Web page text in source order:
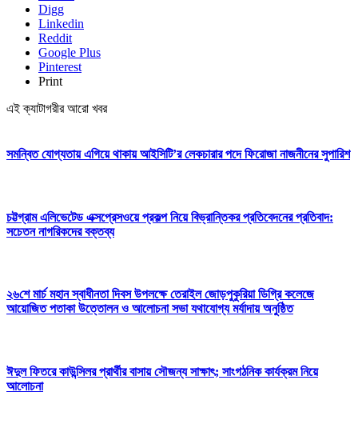
Digg
Linkedin
Reddit
Google Plus
Pinterest
Print
এই ক্যাটাগরীর আরো খবর
সমন্বিত যোগ্যতায় এগিয়ে থাকায় আইসিটি’র লেকচারার পদে ফিরোজা নাজনীনের সুপারিশ
চট্টগ্রাম এলিভেটেড এক্সপ্রেসওয়ে প্রকল্প নিয়ে বিভ্রান্তিকর প্রতিবেদনের প্রতিবাদ:
সচেতন নাগরিকদের বক্তব্য
২৬শে মার্চ মহান স্বাধীনতা দিবস উপলক্ষে তেরাইল জোড়পুকুরিয়া ডিগ্রি কলেজে
আয়োজিত পতাকা উত্তোলন ও আলোচনা সভা যথাযোগ্য মর্যাদায় অনুষ্ঠিত
ঈদুল ফিতরে কাউন্সিলর প্রার্থীর বাসায় সৌজন্য সাক্ষাৎ; সাংগঠনিক কার্যক্রম নিয়ে
আলোচনা